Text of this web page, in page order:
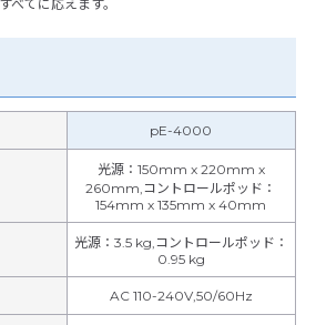
べてに応えます。
pE-4000
光源：150mm x 220mm x
260mm,コントロールポッド：
154mm x 135mm x 40mm
光源：3.5 kg,コントロールポッド：
0.95 kg
AC 110-240V,50/60Hz